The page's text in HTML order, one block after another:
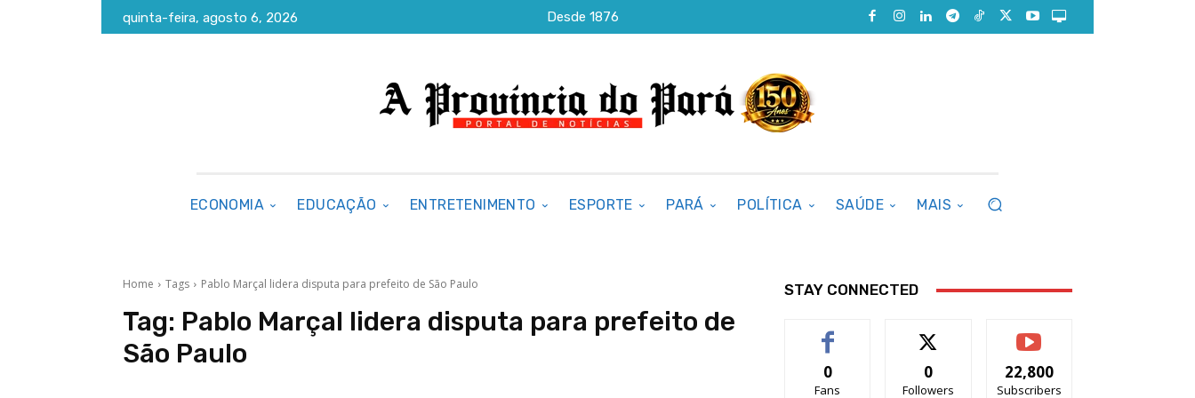
quinta-feira, agosto 6, 2026 Desde 1876
ECONOMIA EDUCAÇÃO ENTRETENIMENTO ESPORTE PARÁ POLÍTICA SAÚDE MAIS
Home Tags Pablo Marçal lidera disputa para prefeito de São Paulo
Tag: Pablo Marçal lidera disputa para prefeito de
São Paulo
STAY CONNECTED
0
Fans
0
Followers
22,800
Subscribers